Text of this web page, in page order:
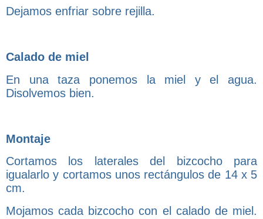
Dejamos enfriar sobre rejilla.
Calado de miel
En una taza ponemos la miel y el agua.
Disolvemos bien.
Montaje
Cortamos los laterales del bizcocho para
igualarlo y cortamos unos rectángulos de 14 x 5
cm.
Mojamos cada bizcocho con el calado de miel.